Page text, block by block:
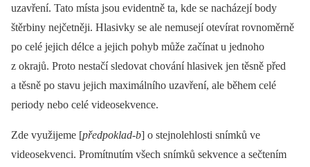
uzavření. Tato místa jsou evidentně ta, kde se nacházejí body
štěrbiny nejčetněji. Hlasivky se ale nemusejí otevírat rovnoměrně
po celé jejich délce a jejich pohyb může začínat u jednoho
z okrajů. Proto nestačí sledovat chování hlasivek jen těsně před
a těsně po stavu jejich maximálního uzavření, ale během celé
periody nebo celé videosekvence.
Zde využijeme [předpoklad-b] o stejnolehlosti snímků ve
videosekvenci. Promítnutím všech snímků sekvence a sečtením